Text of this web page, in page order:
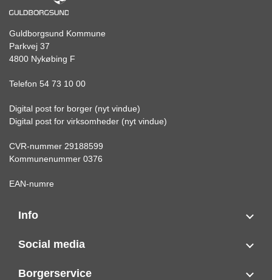
Guldborgsund Kommune
Parkvej 37
4800 Nykøbing F
Telefon 54 73 10 00
Digital post for borger (nyt vindue)
Digital post for virksomheder (nyt vindue)
CVR-nummer 29188599
Kommunenummer 0376
EAN-numre
Info
Social media
Borgerservice